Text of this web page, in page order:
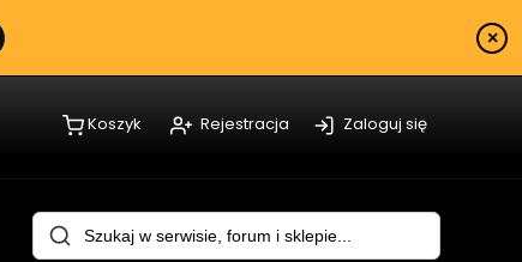
×
Koszyk Rejestracja Zaloguj się